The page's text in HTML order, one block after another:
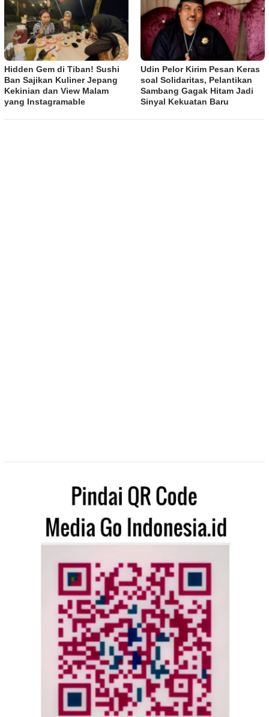
Hidden Gem di Tiban! Sushi
Ban Sajikan Kuliner Jepang
Kekinian dan View Malam
yang Instagramable
Udin Pelor Kirim Pesan Keras
soal Solidaritas, Pelantikan
Sambang Gagak Hitam Jadi
Sinyal Kekuatan Baru